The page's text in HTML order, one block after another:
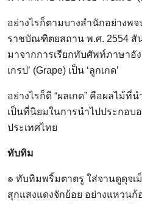
อย่างไรก็ตามบางสำนักอย่างพ
ราชบัณฑิตยสถาน พ.ศ. 2554 สั
มาจากการเรียกทับศัพท์ภาษาอั
เกรป’ (Grape) เป็น ‘ลูกเกด’
อย่างไรก็ดี “ผลเกด” คือผลไม้ที่
เป็นที่นิยมในการนำไปประกอบ
ประเทศไทย
ทับทิม
๏ ทับทิมพริ้มตาตรู ใส่จานดูดุจเ
สุกแสงแดงจักย้อย อย่างแหวนก้